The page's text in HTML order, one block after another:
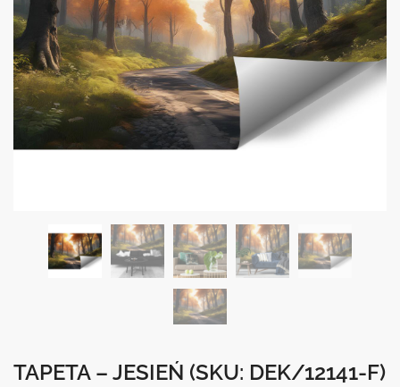
TAPETA – JESIEŃ (SKU: DEK/12141-F)